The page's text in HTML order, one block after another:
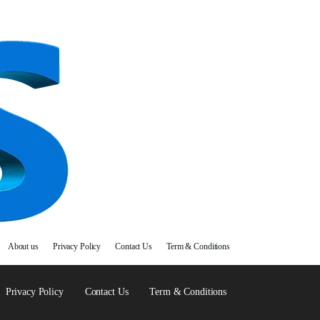
About us Privacy Policy Contact Us Term & Conditions
Privacy Policy Contact Us Term & Conditions